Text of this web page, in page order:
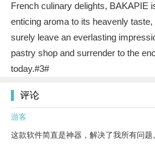
French culinary delights, BAKAPIE
enticing aroma to its heavenly
surely leave an everlasting
pastry shop and surrender to the
today.#3#
评论
游客
这款软件简直是神器，解决了我所有问题